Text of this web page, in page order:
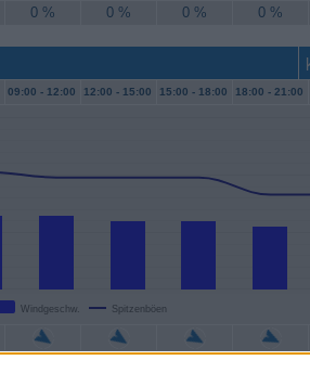
0 % 0 % 0 % 0 %
09:00 - 12:00 12:00 - 15:00 15:00 - 18:00 18:00 - 21:00
Windgeschw. Spitzenböen